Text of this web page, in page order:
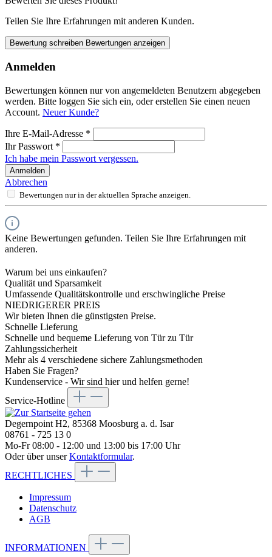
Teilen Sie Ihre Erfahrungen mit anderen Kunden.
Bewertung schreiben Bewertungen anzeigen
Anmelden
Bewertungen können nur von angemeldeten Benutzern abgegeben
werden. Bitte loggen Sie sich ein, oder erstellen Sie einen neuen
Account. Neuer Kunde?
Ihre E-Mail-Adresse *
Ihr Passwort *
Ich habe mein Passwort vergessen.
Anmelden
Abbrechen
Bewertungen nur in der aktuellen Sprache anzeigen.
Keine Bewertungen gefunden. Teilen Sie Ihre Erfahrungen mit
anderen.
Warum bei uns einkaufen?
Qualität und Sparsamkeit
Umfassende Qualitätskontrolle und erschwingliche Preise
NIEDRIGERER PREIS
Wir bieten Ihnen die günstigsten Preise.
Schnelle Lieferung
Schnelle und bequeme Lieferung von Tür zu Tür
Zahlungssicherheit
Mehr als 4 verschiedene sichere Zahlungsmethoden
Haben Sie Fragen?
Kundenservice - Wir sind hier und helfen gerne!
Service-Hotline
Degernpoint H2, 85368 Moosburg a. d. Isar
08761 - 725 13 0
Mo-Fr 08:00 - 12:00 und 13:00 bis 17:00 Uhr
Oder über unserKontaktformular.
RECHTLICHES
Impressum
Datenschutz
AGB
INFORMATIONEN